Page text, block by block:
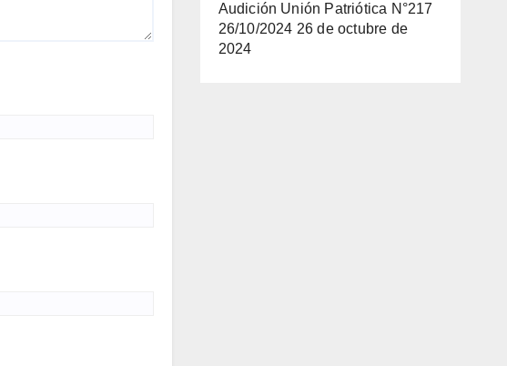
Audición Unión Patriótica N°217
26/10/2024 26 de octubre de
2024